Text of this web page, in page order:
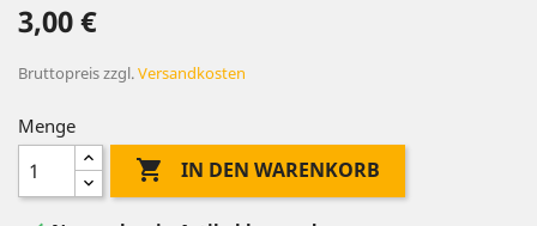
3,00 €
Bruttopreiszzgl.Versandkosten
Menge
 IN DEN WARENKORB